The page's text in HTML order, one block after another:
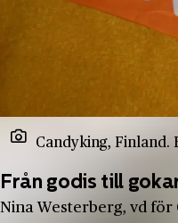
Candyking, Finland.
Från godis till
Nina Westerberg, vd